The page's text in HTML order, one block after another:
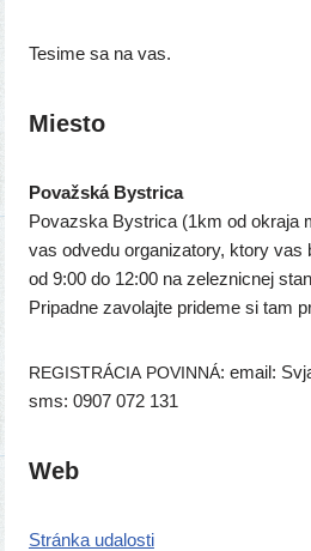
Tesime sa na vas.
Miesto
Považská Bystrica
Povazska Bystrica (1km od okra­ja
vas odve­du orga­ni­za­to­ry, kto­ry vas
od 9:00 do 12:00 na zelez­nic­nej
Pripadne zavo­laj­te pri­de­me si tam
REGISTRÁCIA POVINNÁ: email:
sms: 0907 072 131
Web
Stránka uda­los­ti